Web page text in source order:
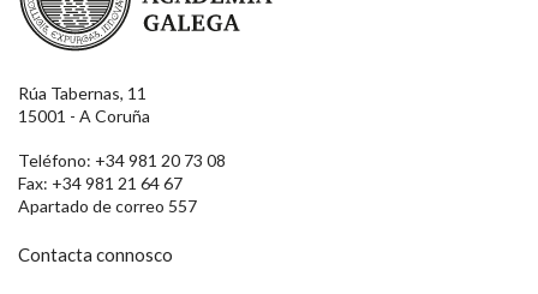
Rúa Tabernas, 11
15001 - A Coruña
Teléfono: +34 981 20 73 08
Fax: +34 981 21 64 67
Apartado de correo 557
Contacta connosco